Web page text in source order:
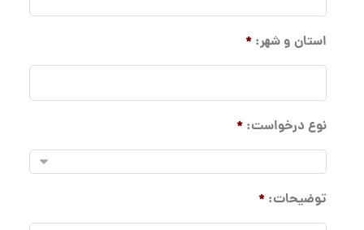
استان و شهر: *
نوع درخواست: *
توضیحات: *